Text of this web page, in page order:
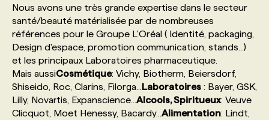
NOS TARIFS
PROGRAMMES DE SUBVENTIONS
FAQ
ANNONCEZ AVEC NOUS
Nous avons une très grande expertise dans le secteur
santé/beauté matérialisée par de nombreuses
références pour le Groupe L'Oréal ( Identité, packaging,
Design d'espace, promotion communication, stands...)
et les principaux Laboratoires pharmaceutique.
Mais aussiCosmétique: Vichy, Biotherm, Beiersdorf,
Shiseido, Roc, Clarins, Filorga... Laboratoires : Bayer, GSK,
Lilly, Novartis, Expanscience... Alcools, Spiritueux: Veuve
Clicquot, Moet Henessy, Bacardy... Alimentation: Lindt,